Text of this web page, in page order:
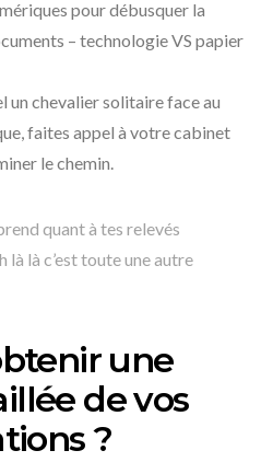
pour débusquer la
– technologie VS papier
un chevalier solitaire face au
faites appel à votre cabinet
le chemin.
quant à tes relevés
là c’est toute une autre
une
de vos
?